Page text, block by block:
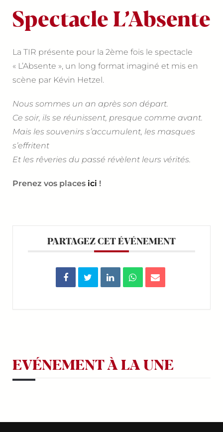
Spectacle L’Absente
La TIR présente pour la 2ème fois le spectacle
« L’Absente », un long format imaginé et mis en
scène par Kévin Hetzel.
Nous sommes un an après son départ.
Ce soir, ils se réunissent, presque comme avant.
Mais les souvenirs s’accumulent, les masques
s’effritent
Et les rêveries du passé révèlent leurs vérités.
Prenez vos places ici !
PARTAGEZ CET ÉVÉNEMENT
EVÉNEMENT À LA UNE